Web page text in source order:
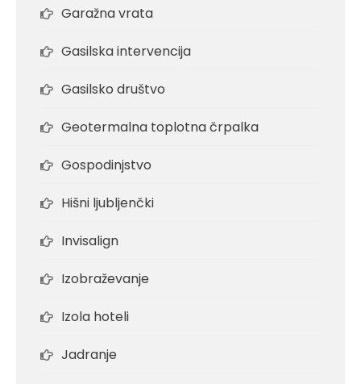
Garažna vrata
Gasilska intervencija
Gasilsko društvo
Geotermalna toplotna črpalka
Gospodinjstvo
Hišni ljubljenčki
Invisalign
Izobraževanje
Izola hoteli
Jadranje